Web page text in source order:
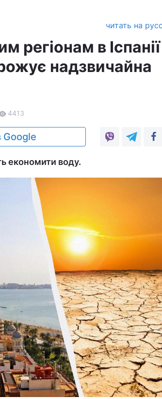
читать на
регіонам в Іспанії
надзвичайна
4413
Google
економити воду.